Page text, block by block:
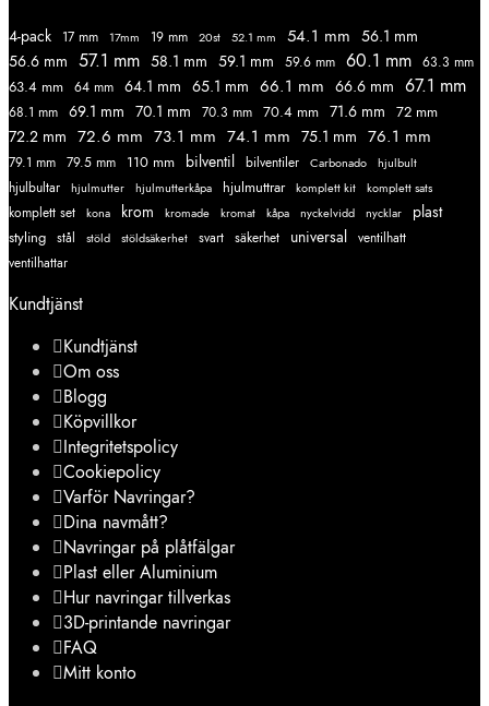
4-pack 17 mm 17mm 19 mm 20st 52.1 mm 54.1 mm 56.1 mm
56.6 mm 57.1 mm 58.1 mm 59.1 mm 59.6 mm 60.1 mm 63.3 mm
63.4 mm 64 mm 64.1 mm 65.1 mm 66.1 mm 66.6 mm 67.1 mm
68.1 mm 69.1 mm 70.1 mm 70.3 mm 70.4 mm 71.6 mm 72 mm
72.2 mm 72.6 mm 73.1 mm 74.1 mm 75.1 mm 76.1 mm
79.1 mm 79.5 mm 110 mm bilventil bilventiler Carbonado hjulbult
hjulbultar hjulmutter hjulmutterkåpa hjulmuttrar komplett kit komplett sats
komplett set kona krom kromade kromat kåpa nyckelvidd nycklar
plast
styling
stål stöld stöldsäkerhet svart säkerhet universal ventilhatt
ventilhattar
Kundtjänst
Kundtjänst
Om oss
Blogg
Köpvillkor
Integritetspolicy
Cookiepolicy
Varför Navringar?
Dina navmått?
Navringar på plåtfälgar
Plast eller Aluminium
Hur navringar tillverkas
3D-printande navringar
FAQ
Mitt konto